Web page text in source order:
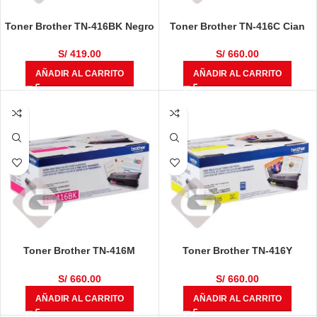
Toner Brother TN-416BK Negro
S/419.00
AÑADIR AL CARRITO
Toner Brother TN-416C Cian
S/ 660.00
AÑADIR AL CARRITO
Toner Brother TN-416M
S/660.00
AÑADIR AL CARRITO
Toner Brother TN-416Y
S/ 660.00
AÑADIR AL CARRITO